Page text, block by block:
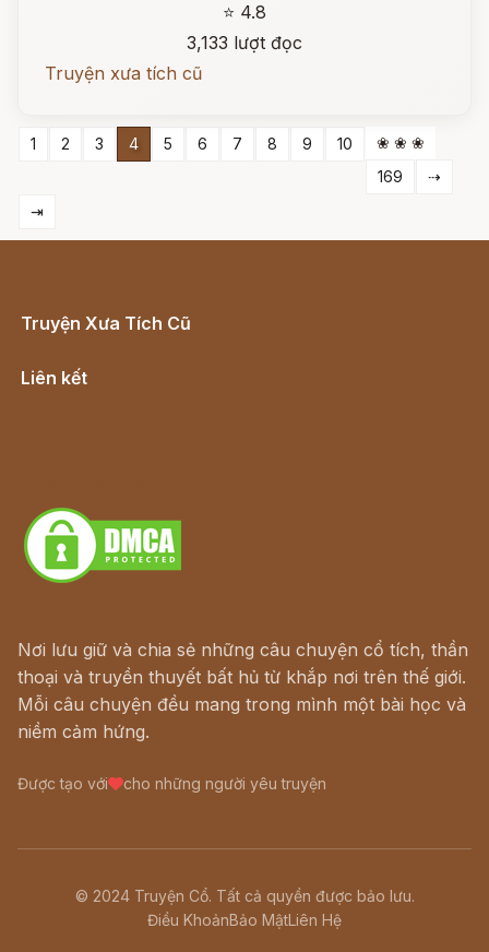
⭐ 4.8
3,133 lượt đọc
Truyện xưa tích cũ
1 2 3 4 5 6 7 8 9 10
❀ ❀ ❀
169
⇢
⇥
Truyện Xưa Tích Cũ
Liên kết
Nơi lưu giữ và chia sẻ những câu chuyện cổ tích, thần
thoại và truyền thuyết bất hủ từ khắp nơi trên thế giới.
Mỗi câu chuyện đều mang trong mình một bài học và
niềm cảm hứng.
Được tạo với cho những người yêu truyện
© 2024 Truyện Cổ. Tất cả quyền được bảo lưu.
Điều KhoảnBảo MậtLiên Hệ